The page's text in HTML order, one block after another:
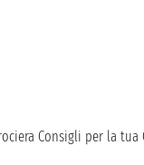
Consigli per la tua